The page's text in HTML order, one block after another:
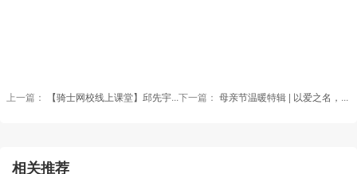
上一篇： 【骑士网校线上课堂】邱先宇素描直播LIVE开始 下一篇： 母亲节温暖特辑 | 以爱之名，带你寻找记忆中妈妈的味道！（文末有
相关推荐